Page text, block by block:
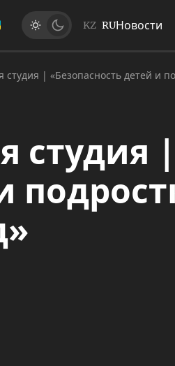
KZ RUНовости
студия | «Безопасность детей и
студия